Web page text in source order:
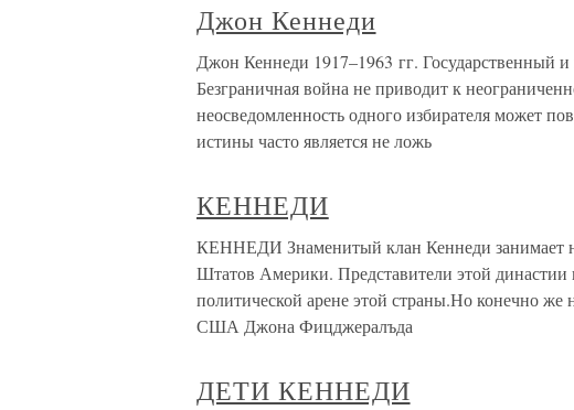
Джон Кеннеди
Джон Кеннеди 1917–1963 гг. Государственный
Безграничная война не приводит к
неосведомленность одного избирателя может
истины часто является не ложь
КЕННЕДИ
КЕННЕДИ Знаменитый клан Кеннеди занимает
Штатов Америки. Представители этой династии
политической арене этой страны.Но конечно же
США Джона Фицджералъда
ДЕТИ КЕННЕДИ